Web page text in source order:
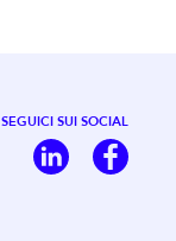
SEGUICI SUI SOCIAL